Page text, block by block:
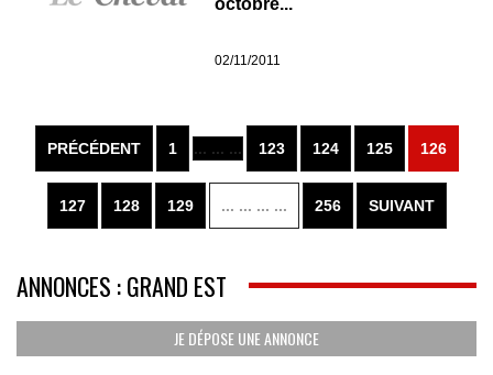
02/11/2011
PRÉCÉDENT 1 ... ... ... 123 124 125 126
127 128 129 ... ... ... ... 256 SUIVANT
ANNONCES : GRAND EST
JE DÉPOSE UNE ANNONCE